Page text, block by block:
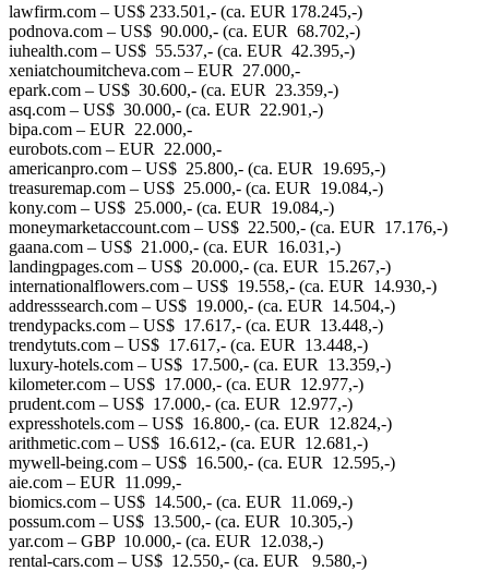
lawfirm.com – US$ 233.501,- (ca. EUR 178.245,-)
podnova.com – US$ 90.000,- (ca. EUR 68.702,-)
iuhealth.com – US$ 55.537,- (ca. EUR 42.395,-)
xeniatchoumitcheva.com – EUR 27.000,-
epark.com – US$ 30.600,- (ca. EUR 23.359,-)
asq.com – US$ 30.000,- (ca. EUR 22.901,-)
bipa.com – EUR 22.000,-
eurobots.com – EUR 22.000,-
americanpro.com – US$ 25.800,- (ca. EUR 19.695,-)
treasuremap.com – US$ 25.000,- (ca. EUR 19.084,-)
kony.com – US$ 25.000,- (ca. EUR 19.084,-)
moneymarketaccount.com – US$ 22.500,- (ca. EUR 17.176,-)
gaana.com – US$ 21.000,- (ca. EUR 16.031,-)
landingpages.com – US$ 20.000,- (ca. EUR 15.267,-)
internationalflowers.com – US$ 19.558,- (ca. EUR 14.930,-)
addresssearch.com – US$ 19.000,- (ca. EUR 14.504,-)
trendypacks.com – US$ 17.617,- (ca. EUR 13.448,-)
trendytuts.com – US$ 17.617,- (ca. EUR 13.448,-)
luxury-hotels.com – US$ 17.500,- (ca. EUR 13.359,-)
kilometer.com – US$ 17.000,- (ca. EUR 12.977,-)
prudent.com – US$ 17.000,- (ca. EUR 12.977,-)
expresshotels.com – US$ 16.800,- (ca. EUR 12.824,-)
arithmetic.com – US$ 16.612,- (ca. EUR 12.681,-)
mywell-being.com – US$ 16.500,- (ca. EUR 12.595,-)
aie.com – EUR 11.099,-
biomics.com – US$ 14.500,- (ca. EUR 11.069,-)
possum.com – US$ 13.500,- (ca. EUR 10.305,-)
yar.com – GBP 10.000,- (ca. EUR 12.038,-)
rental-cars.com – US$ 12.550,- (ca. EUR 9.580,-)